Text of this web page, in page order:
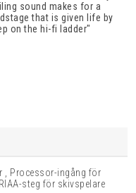
sound makes for a
that is given life by
on the hi-fi ladder"
, Processor-ingång för
steg för skivspelare